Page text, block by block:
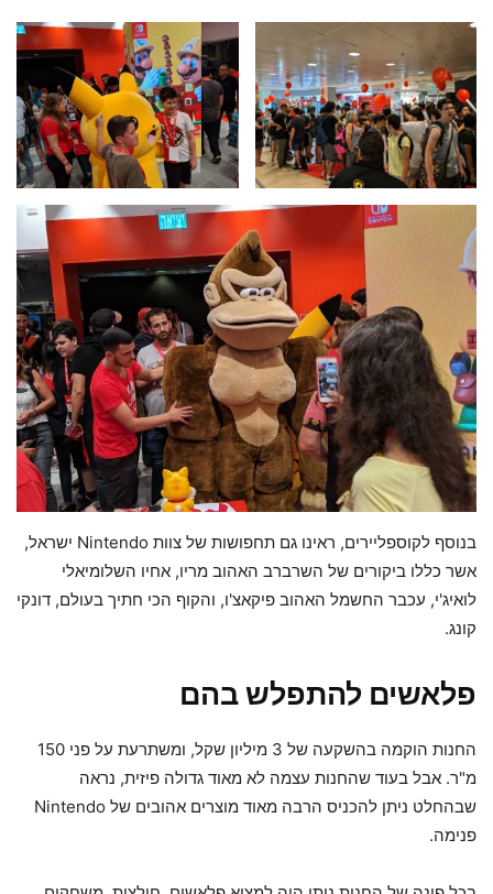
בנוסף לקוספליירים, ראינו גם תחפושות של צוות Nintendo ישראל,
אשר כללו ביקורים של השרברב האהוב מריו, אחיו השלומיאלי
לואיג'י, עכבר החשמל האהוב פיקאצ'ו, והקוף הכי חתיך בעולם, דונקי
קונג.
פלאשים להתפלש בהם
החנות הוקמה בהשקעה של 3 מיליון שקל, ומשתרעת על פני 150
מ"ר. אבל בעוד שהחנות עצמה לא מאוד גדולה פיזית, נראה
שבהחלט ניתן להכניס הרבה מאוד מוצרים אהובים של Nintendo
פנימה.